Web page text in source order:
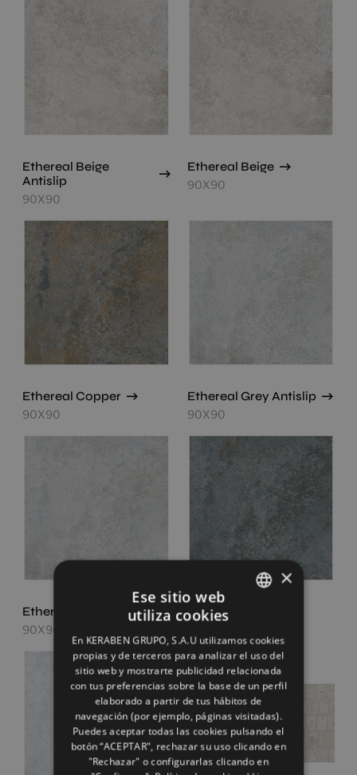
Ethereal Beige
Antislip
90X90
Ethereal Beige
90X90
Ethereal Copper
90X90
Ethereal Grey Antislip
90X90
Ethereal Grey
90X90
Ethereal Night
ENGLISH
FRENCH
GERMAN
×
Ese sitio web
utiliza cookies
En KERABEN GRUPO, S.A.U utilizamos cookies
propias y de terceros para analizar el uso del
sitio web y mostrarte publicidad relacionada
con tus preferencias sobre la base de un perfil
elaborado a partir de tus hábitos de
navegación (por ejemplo, páginas visitadas).
Puedes aceptar todas las cookies pulsando el
botón “ACEPTAR", rechazar su uso clicando en
"Rechazar" o configurarlas clicando en